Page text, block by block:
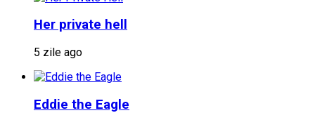
Her private hell
5 zile ago
Eddie the Eagle